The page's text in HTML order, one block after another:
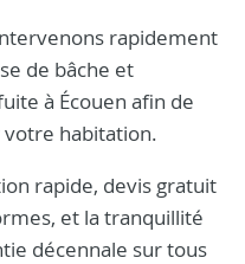
rapidement
de bâche et
à Écouen afin de
habitation.
rapide, devis gratuit
et la tranquillité
décennale sur tous